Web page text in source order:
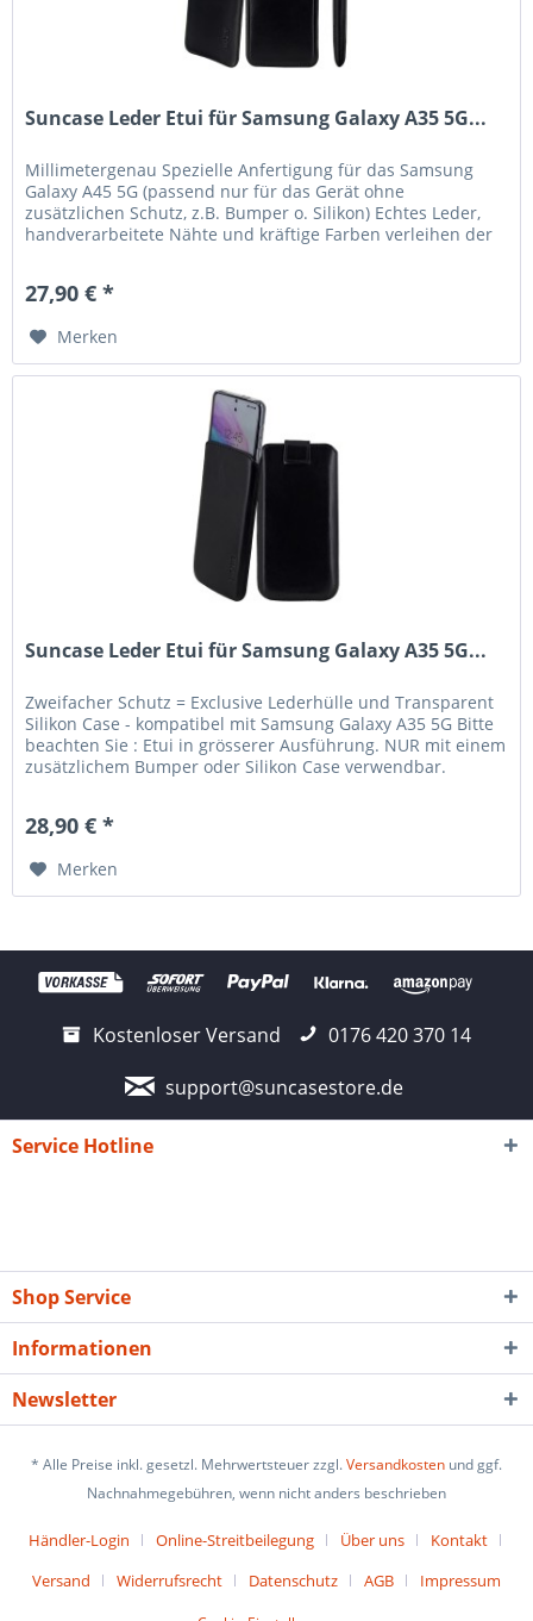
Suncase Leder Etui für Samsung Galaxy A35 5G...
Millimetergenau Spezielle Anfertigung für das Samsung
Galaxy A45 5G (passend nur für das Gerät ohne
zusätzlichen Schutz, z.B. Bumper o. Silikon) Echtes Leder,
handverarbeitete Nähte und kräftige Farben verleihen der
27,90 € *
Merken
Suncase Leder Etui für Samsung Galaxy A35 5G...
Zweifacher Schutz = Exclusive Lederhülle und Transparent
Silikon Case - kompatibel mit Samsung Galaxy A35 5G Bitte
beachten Sie : Etui in grösserer Ausführung. NUR mit einem
zusätzlichem Bumper oder Silikon Case verwendbar.
28,90 € *
Merken
Kostenloser Versand
0176 420 370 14
support@suncasestore.de
Service Hotline
Shop Service
Informationen
Newsletter
* Alle Preise inkl. gesetzl. Mehrwertsteuer zzgl.Versandkosten und ggf.
Nachnahmegebühren, wenn nicht anders beschrieben
Händler-Login Online-Streitbeilegung Über uns
Kontakt
Versand
Widerrufsrecht Datenschutz AGB Impressum